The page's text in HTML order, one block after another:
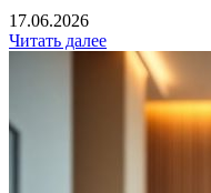
17.06.2026
Читать далее